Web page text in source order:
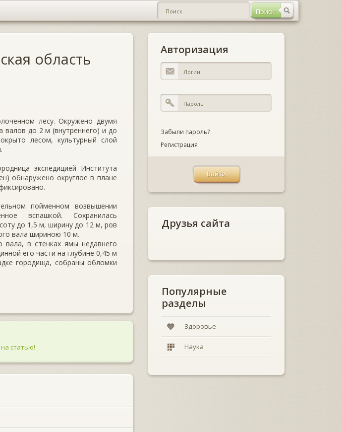
область
лесу. Окружено двумя
валов до 2 м (внутреннего) и до
лесом, культурный слой
экспедицией Института
обнаружено округлое в плане
пойменном возвышении
вспашкой. Сохранилась
до 1,5 м, ширину до 12 м, ров
вала шириною 10 м.
в стенках ямы недавнего
его части на глубине 0,45 м
городища, собраны обломки
статью!
Авторизация
Забыли пароль?
Регистрация
Друзья сайта
Популярные
разделы
Здоровье
Наука